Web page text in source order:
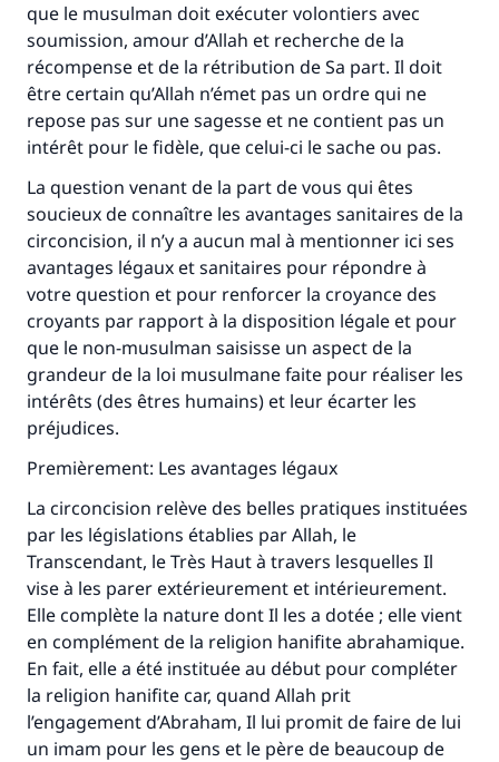
que le musulman doit exécuter volontiers avec
soumission, amour d’Allah et recherche de la
récompense et de la rétribution de Sa part. Il doit
être certain qu’Allah n’émet pas un ordre qui ne
repose pas sur une sagesse et ne contient pas un
intérêt pour le fidèle, que celui-ci le sache ou pas.
La question venant de la part de vous qui êtes
soucieux de connaître les avantages sanitaires de la
circoncision, il n’y a aucun mal à mentionner ici ses
avantages légaux et sanitaires pour répondre à
votre question et pour renforcer la croyance des
croyants par rapport à la disposition légale et pour
que le non-musulman saisisse un aspect de la
grandeur de la loi musulmane faite pour réaliser les
intérêts (des êtres humains) et leur écarter les
préjudices.
Premièrement: Les avantages légaux
La circoncision relève des belles pratiques instituées
par les législations établies par Allah, le
Transcendant, le Très Haut à travers lesquelles Il
vise à les parer extérieurement et intérieurement.
Elle complète la nature dont Il les a dotée ; elle vient
en complément de la religion hanifite abrahamique.
En fait, elle a été instituée au début pour compléter
la religion hanifite car, quand Allah prit
l’engagement d’Abraham, Il lui promit de faire de lui
un imam pour les gens et le père de beaucoup de